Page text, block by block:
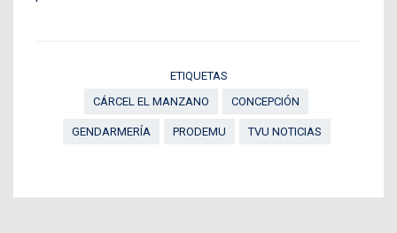
ETIQUETAS
CÁRCEL EL MANZANO
CONCEPCIÓN
GENDARMERÍA PRODEMU TVU NOTICIAS